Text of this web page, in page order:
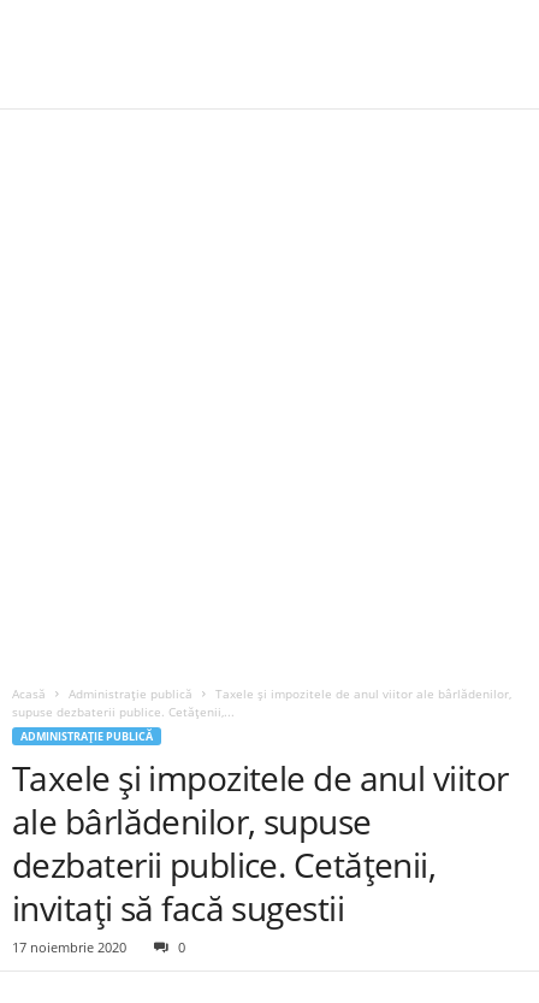
Acasă Administrație publică
Taxele și impozitele de anul viitor ale bârlădenilor,
supuse dezbaterii publice. Cetățenii,...
ADMINISTRAȚIE PUBLICĂ
Taxele și impozitele de anul viitor
ale bârlădenilor, supuse
dezbaterii publice. Cetățenii,
invitați să facă sugestii
17 noiembrie 2020 0